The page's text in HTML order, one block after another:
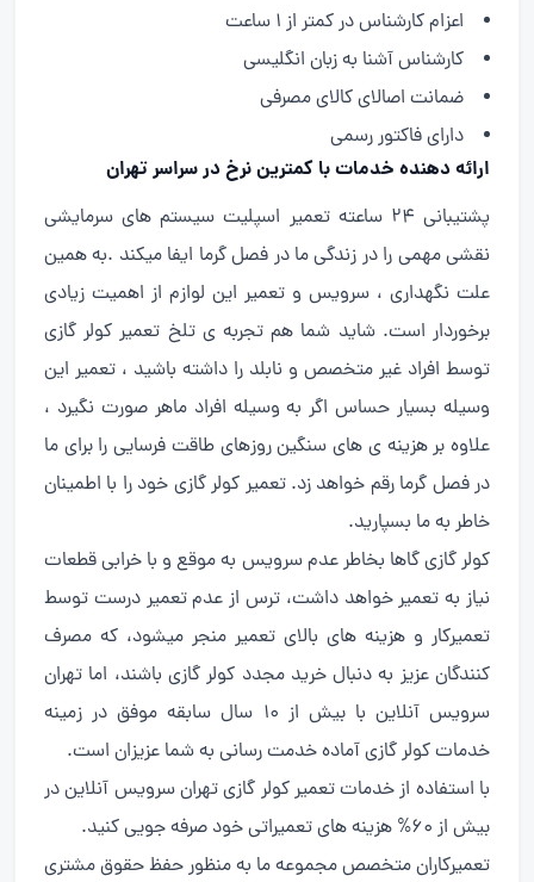
اعزام کارشناس در کمتر از ۱ ساعت
کارشناس آشنا به زبان انگلیسی
ضمانت اصالای کالای مصرفی
دارای فاکتور رسمی
ارائه دهنده خدمات با کمترین نرخ در سراسر تهران
پشتیبانی ۲۴ ساعته تعمیر اسپلیت سیستم های سرمایشی
نقشی مهمی را در زندگی ما در فصل گرما ایفا میکند .به همین
علت نگهداری ، سرویس و تعمیر این لوازم از اهمیت زیادی
برخوردار است. شاید شما هم تجربه ی تلخ تعمیر کولر گازی
توسط افراد غیر متخصص و نابلد را داشته باشید ، تعمیر این
وسیله بسیار حساس اگر به وسیله افراد ماهر صورت نگیرد ،
علاوه بر هزینه ی های سنگین روزهای طاقت فرسایی را برای ما
در فصل گرما رقم خواهد زد. تعمیر کولر گازی خود را با اطمینان
خاطر به ما بسپارید.
کولر گازی گاها بخاطر عدم سرویس به موقع و با خرابی قطعات
نیاز به تعمیر خواهد داشت، ترس از عدم تعمیر درست توسط
تعمیرکار و هزینه های بالای تعمیر منجر میشود، که مصرف
کنندگان عزیز به دنبال خرید مجدد کولر گازی باشند، اما تهران
سرویس آنلاین با بیش از ۱۰ سال سابقه موفق در زمینه
خدمات کولر گازی آماده خدمت رسانی به شما عزیزان است.
با استفاده از خدمات تعمیر کولر گازی تهران سرویس آنلاین در
بیش از ۶۰% هزینه های تعمیراتی خود صرفه جویی کنید.
تعمیرکاران متخصص مجموعه ما به منظور حفظ حقوق مشتری